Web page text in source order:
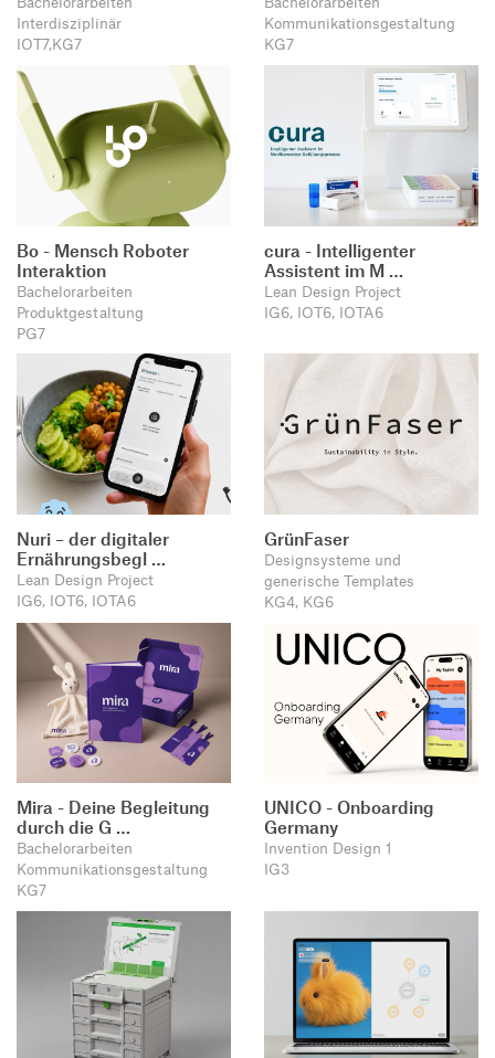
Transfer und Kooperation
Produktgestaltung B.A.
Strategische Gestaltung M.A.
Interdisziplinär
IOT7,KG7
Kommunikationsgestaltung
KG7
Bo - Mensch Roboter
Interaktion
Bachelorarbeiten
Produktgestaltung
PG7
cura - Intelligenter
Assistent im M …
Lean Design Project
IG6, IOT6, IOTA6
Nuri – der digitaler
Ernährungsbegl …
Lean Design Project
IG6, IOT6, IOTA6
GrünFaser
Designsysteme und
generische Templates
KG4, KG6
Mira - Deine Begleitung
durch die G …
Bachelorarbeiten
Kommunikationsgestaltung
KG7
UNICO - Onboarding
Germany
Invention Design 1
IG3